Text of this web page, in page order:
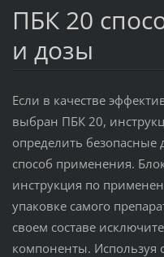
ПБК 20
и дозы
Если в качестве
выбран ПБК 20,
определить
способ применения.
инструкция по
упаковке самого
своем составе
компоненты. Используя